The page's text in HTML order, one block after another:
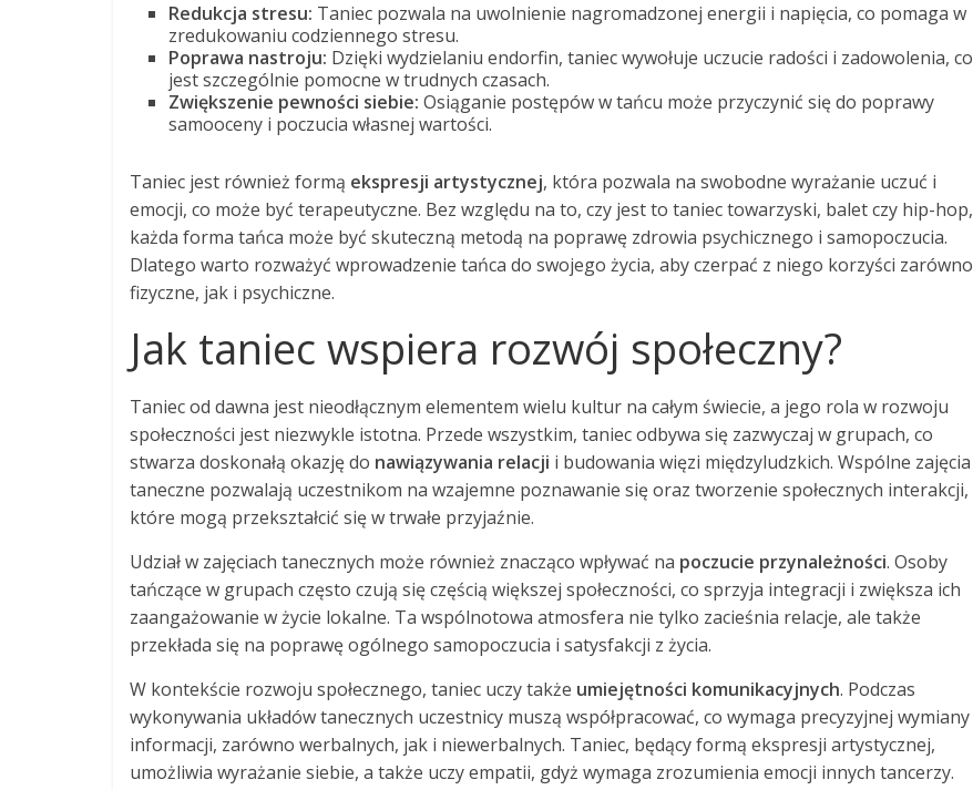
Redukcja stresu: Taniec pozwala na uwolnienie nagromadzonej energii i napięcia, co pomaga w
zredukowaniu codziennego stresu.
Poprawa nastroju: Dzięki wydzielaniu endorfin, taniec wywołuje uczucie radości i zadowolenia, co
jest szczególnie pomocne w trudnych czasach.
Zwiększenie pewności siebie: Osiąganie postępów w tańcu może przyczynić się do poprawy
samooceny i poczucia własnej wartości.
Taniec jest również formą ekspresji artystycznej, która pozwala na swobodne wyrażanie uczuć i
emocji, co może być terapeutyczne. Bez względu na to, czy jest to taniec towarzyski, balet czy hip-hop,
każda forma tańca może być skuteczną metodą na poprawę zdrowia psychicznego i samopoczucia.
Dlatego warto rozważyć wprowadzenie tańca do swojego życia, aby czerpać z niego korzyści zarówno
fizyczne, jak i psychiczne.
Jak taniec wspiera rozwój społeczny?
Taniec od dawna jest nieodłącznym elementem wielu kultur na całym świecie, a jego rola w rozwoju
społeczności jest niezwykle istotna. Przede wszystkim, taniec odbywa się zazwyczaj w grupach, co
stwarza doskonałą okazję do nawiązywania relacji i budowania więzi międzyludzkich. Wspólne zajęcia
taneczne pozwalają uczestnikom na wzajemne poznawanie się oraz tworzenie społecznych interakcji,
które mogą przekształcić się w trwałe przyjaźnie.
Udział w zajęciach tanecznych może również znacząco wpływać na poczucie przynależności. Osoby
tańczące w grupach często czują się częścią większej społeczności, co sprzyja integracji i zwiększa ich
zaangażowanie w życie lokalne. Ta wspólnotowa atmosfera nie tylko zacieśnia relacje, ale także
przekłada się na poprawę ogólnego samopoczucia i satysfakcji z życia.
W kontekście rozwoju społecznego, taniec uczy także umiejętności komunikacyjnych. Podczas
wykonywania układów tanecznych uczestnicy muszą współpracować, co wymaga precyzyjnej wymiany
informacji, zarówno werbalnych, jak i niewerbalnych. Taniec, będący formą ekspresji artystycznej,
umożliwia wyrażanie siebie, a także uczy empatii, gdyż wymaga zrozumienia emocji innych tancerzy.